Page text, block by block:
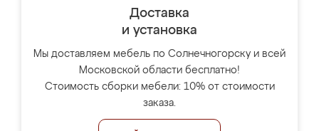
Доставка
и установка
Мы доставляем мебель по Солнечногорску и всей
Московской области бесплатно!
Стоимость сборки мебели: 10% от стоимости
заказа.